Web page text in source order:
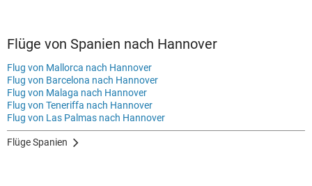
Flüge von Spanien nach Hannover
Flug von Mallorca nach Hannover
Flug von Barcelona nach Hannover
Flug von Malaga nach Hannover
Flug von Teneriffa nach Hannover
Flug von Las Palmas nach Hannover
Flüge Spanien